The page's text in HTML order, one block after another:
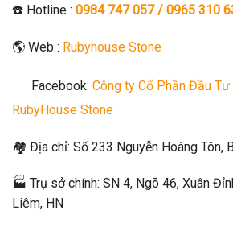
☎️ Hotline : 0984 747 057 / 0965 310
🌎 Web : Rubyhouse Stone
Facebook: Công ty Cổ Phần Đầu
RubyHouse Stone
🏘 Địa chỉ: Số 233 Nguyễn Hoàng Tôn,
🏭 Trụ sở chính: SN 4, Ngõ 46, Xuân
Liêm, HN